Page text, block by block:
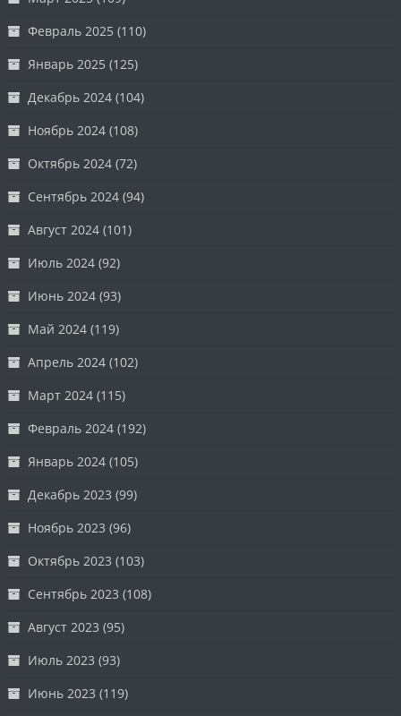
Февраль 2025 (110)
Январь 2025 (125)
Декабрь 2024 (104)
Ноябрь 2024 (108)
Октябрь 2024 (72)
Сентябрь 2024 (94)
Август 2024 (101)
Июль 2024 (92)
Июнь 2024 (93)
Май 2024 (119)
Апрель 2024 (102)
Март 2024 (115)
Февраль 2024 (192)
Январь 2024 (105)
Декабрь 2023 (99)
Ноябрь 2023 (96)
Октябрь 2023 (103)
Сентябрь 2023 (108)
Август 2023 (95)
Июль 2023 (93)
Июнь 2023 (119)